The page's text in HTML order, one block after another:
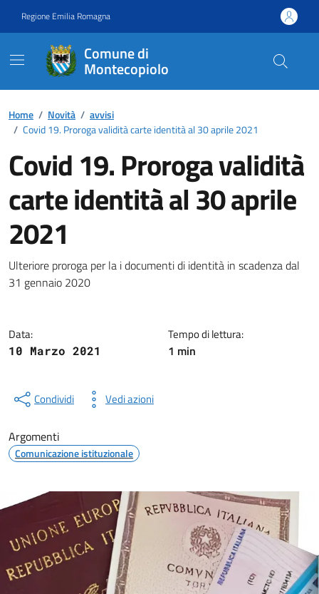
Regione Emilia Romagna
Comune di
Montecopiolo
Contenuti in evidenza
Home / Novità / avvisi
/ Covid 19. Proroga validità carte identità al 30 aprile 2021
Covid 19. Proroga validità
carte identità al 30 aprile
2021
Dettagli della notizia
Ulteriore proroga per la i documenti di identità in scadenza dal
31 gennaio 2020
Data:
10 Marzo 2021
Tempo di lettura:
1 min
Condividi Vedi azioni
Argomenti
Comunicazione istituzionale